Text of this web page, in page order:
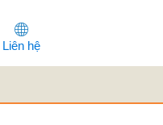
Liên hệ